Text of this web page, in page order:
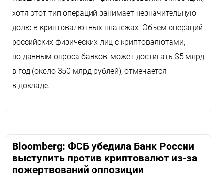
хотя этот тип операций занимает незначительную
долю в криптовалютных платежах. Объем операций
российских физических лиц с криптовалютами,
по данным опроса банков, может достигать $5 млрд
в год (около 350 млрд рублей), отмечается
в докладе.
Bloomberg: ФСБ убедила Банк России
выступить против криптовалют из-за
пожертвований оппозиции